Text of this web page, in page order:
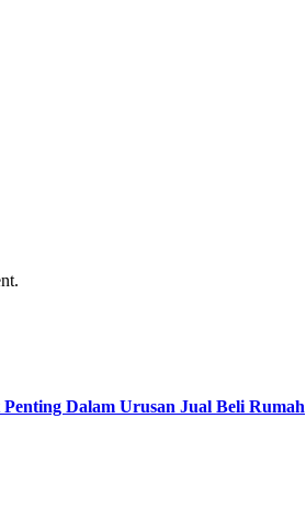
Dalam Urusan Jual Beli Rumah